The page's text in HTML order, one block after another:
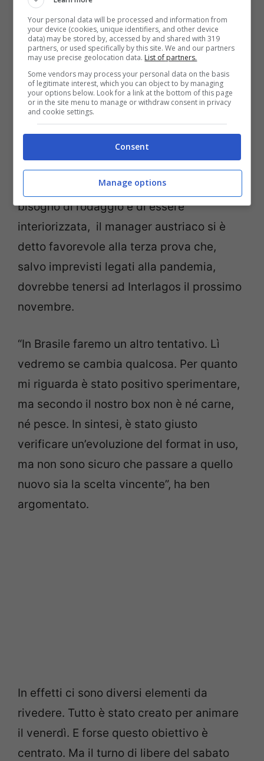
“Personalmente non riesco neppure più a
capire quale sessione sia quando”, ha
affermato a Motorsport.com. “Dunque se
parliamo del sistema adottato oggi non
vedo benefici. Ci sono troppo pochi punti
in palio e il pericolo di compromettere la
Ma siccome non è giusto stroncare da
subito una novità che, ovviamente, ha
bisogno di rodaggio e di essere
interiorizzata, il manager austriaco si è
detto favorevole alla terza prova che,
salvo imprevisti legati alla pandemia,
dovrebbe tenersi ad Interlagos il prossimo
novembre.
“In Brasile faremo un altro tentativo. Lì
vedremo se cambia qualcosa. Per quanto
mi riguarda è stato positivo sperimentare,
ma secondo il nostro box non è né carne,
né pesce. In sintesi, è stato giusto
verificare un’evoluzione del format in uso,
ma non sono sicuro che passare a quello
nuovo sia la scelta vincente”, ha ben
argomentato.
In effetti ci sono diversi elementi da
rivedere. Tutto è stato creato per animare
il venerdì. E forse questo obiettivo è
centrato. Ma il turno di libere del sabato
Your personal data will be processed and information from
your device (cookies, unique identifiers, and other device
data) may be stored by, accessed by and shared with 319
partners, or used specifically by this site. We and our partners
may use precise geolocation data. List of partners.
Some vendors may process your personal data on the basis
of legitimate interest, which you can object to by managing
your options below. Look for a link at the bottom of this page
or in the site menu to manage or withdraw consent in privacy
and cookie settings.
Consent
Manage options